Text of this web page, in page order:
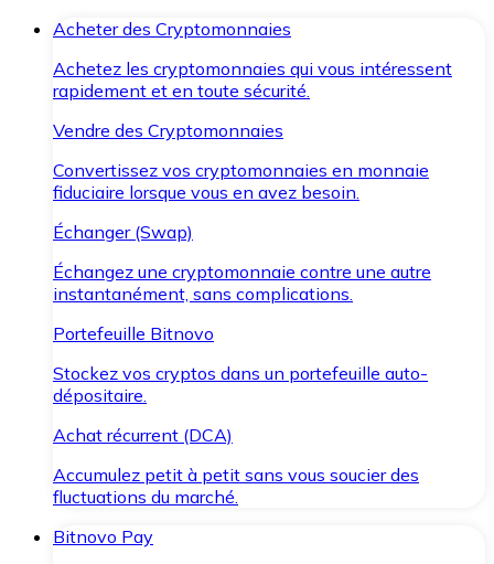
Acheter des Cryptomonnaies
Achetez les cryptomonnaies qui vous intéressent
rapidement et en toute sécurité.
Vendre des Cryptomonnaies
Convertissez vos cryptomonnaies en monnaie
fiduciaire lorsque vous en avez besoin.
Échanger (Swap)
Échangez une cryptomonnaie contre une autre
instantanément, sans complications.
Portefeuille Bitnovo
Stockez vos cryptos dans un portefeuille auto-
dépositaire.
Achat récurrent (DCA)
Accumulez petit à petit sans vous soucier des
fluctuations du marché.
Bitnovo Pay